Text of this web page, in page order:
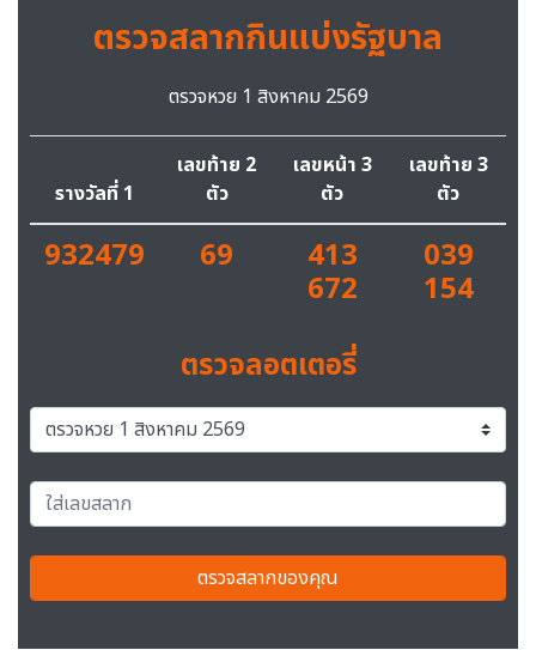
ตรวจสลากกินแบ่งรัฐบาล
ตรวจหวย 1 สิงหาคม 2569
รางวัลที่ 1
เลขท้าย 2
ตัว
เลขหน้า 3
ตัว
เลขท้าย 3
ตัว
932479 69 413
672
039
154
ตรวจลอตเตอรี่
ตรวจสลากของคุณ